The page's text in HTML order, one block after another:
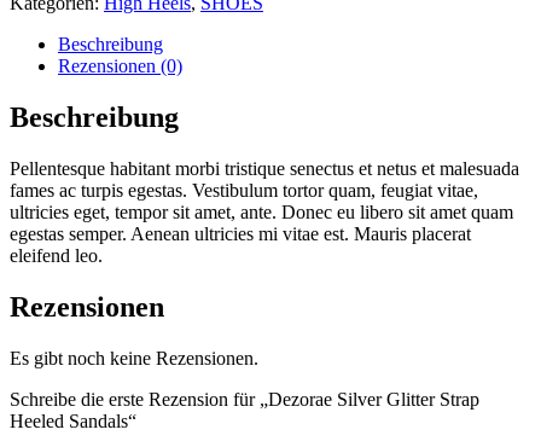
Strap
Heeled
Sandals
Menge
Beschreibung
Rezensionen (0)
Beschreibung
Pellentesque habitant morbi tristique senectus et netus et malesuada
fames ac turpis egestas. Vestibulum tortor quam, feugiat vitae,
ultricies eget, tempor sit amet, ante. Donec eu libero sit amet quam
egestas semper. Aenean ultricies mi vitae est. Mauris placerat
eleifend leo.
Rezensionen
Es gibt noch keine Rezensionen.
Schreibe die erste Rezension für „Dezorae Silver Glitter Strap
Heeled Sandals“